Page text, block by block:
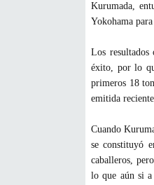
Kurumada,
Yokohama
Los
éxito, por lo
primeros 18
emitida
Cuando
se constituyó
caballeros,
lo que aún si a